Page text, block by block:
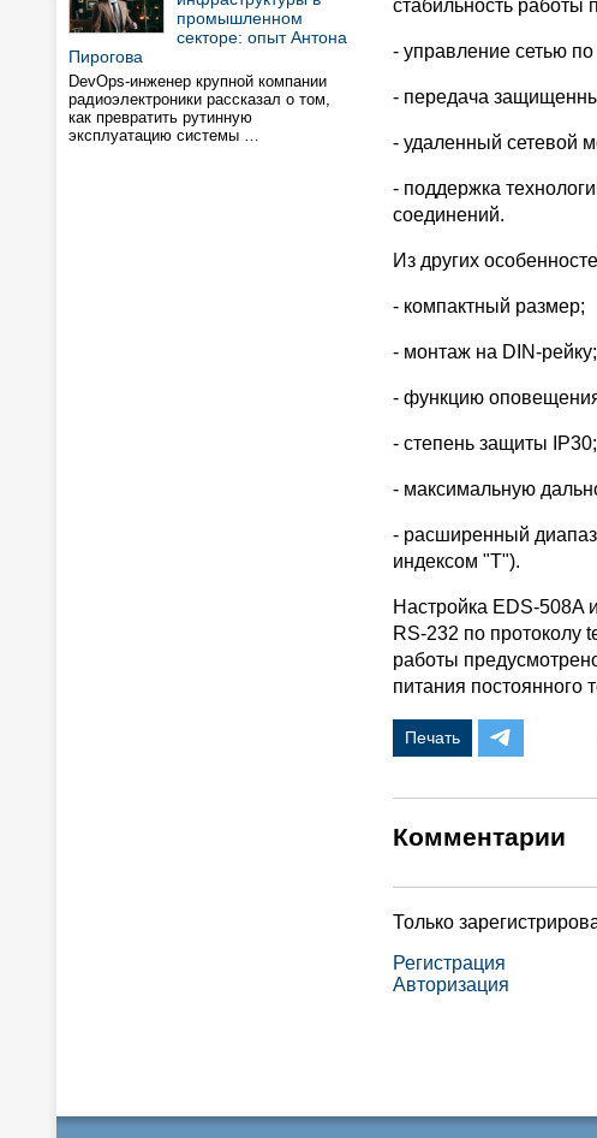
промышленном
секторе: опыт Антона
Пирогова
DevOps-инженер крупной компании
радиоэлектроники рассказал о том,
как превратить рутинную
эксплуатацию системы …
стабильность работы
- управление сетью
- передача
- удаленный сетевой
- поддержка
соединений.
Из других
- компактный размер;
- монтаж на DIN-рейку;
- функцию
- степень защиты IP30;
- максимальную
- расширенный
индексом "T").
Настройка EDS-508A
RS-232 по протоколу
работы
питания постоянного
Печать
Комментарии
Только
Регистрация
Авторизация